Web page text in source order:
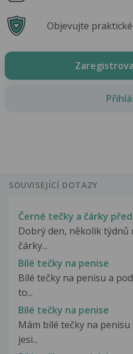
Objevujte
SOUVISEJÍCÍ DOTAZY
Černé tečky a čárky
Dobrý den, několik týdnů
čárky...
Bílé tečky na penise
Bílé tečky na penisu a
to...
Bílé tečky na penise
Mám bílé tečky na penisu
jesi...